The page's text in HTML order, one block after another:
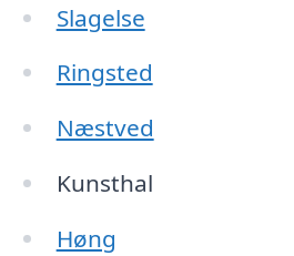
Slagelse
Ringsted
Næstved
Kunsthal
Høng